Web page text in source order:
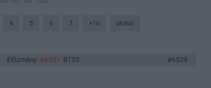
4 5 6 7 +10 utolsó
Előzmény: #6537 BT55 #6539